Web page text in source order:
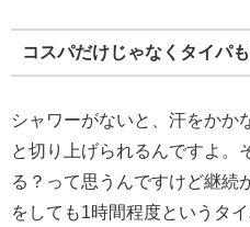
コスパだけじゃなくタイパ
シャワーがないと、汗をかか
と切り上げられるんですよ。
る？って思うんですけど継続
をしても1時間程度というタ